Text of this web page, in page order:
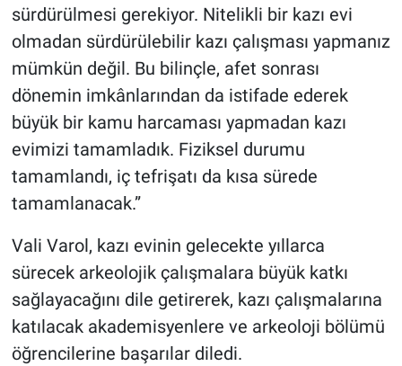
sürdürülmesi gerekiyor. Nitelikli bir kazı evi
olmadan sürdürülebilir kazı çalışması yapmanız
mümkün değil. Bu bilinçle, afet sonrası
dönemin imkânlarından da istifade ederek
büyük bir kamu harcaması yapmadan kazı
evimizi tamamladık. Fiziksel durumu
tamamlandı, iç tefrişatı da kısa sürede
tamamlanacak.”
Vali Varol, kazı evinin gelecekte yıllarca
sürecek arkeolojik çalışmalara büyük katkı
sağlayacağını dile getirerek, kazı çalışmalarına
katılacak akademisyenlere ve arkeoloji bölümü
öğrencilerine başarılar diledi.